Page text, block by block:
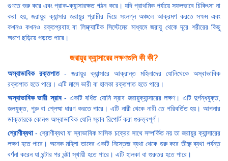
গুণতে শুরু করে এবং প্রাক-ক্যান্সারক্ষত গঠন করে। যদি প্রাথমিক পর্যায়ে সফলভাবে চিকিৎসা না
করা হয়, জরায়ুর ক্যান্সার জরায়ুর প্রাচীর দিয়ে সংলগ্ন অঞ্চলে আক্রমণ করতে সক্ষম এবং
কখনও কখনও রক্তপ্রবাহ বা লিম্ফ্যাটিক সিস্টেমের মাধ্যমে জরায়ু থেকে দূরে শরীরের কিছু
অংশে ছড়িয়ে পড়তে পারে।
জরায়ুর ক্যান্সারের লক্ষণগুলি কী কী?
অস্বাভাবিক রক্তপাত - জরায়ুর ক্যান্সারে আক্রান্ত মহিলাদের যোনিথেকে অস্বাভাবিক
রক্তপাত হতে পারে। এটি মাসে ভারী বা হালকা রক্তপাত হতে পারে।
অস্বাভাবিক ভারী স্রাব- একটি বর্ধিত যোনি স্রাব জরায়ুক্যান্সারের লক্ষণ। এটি দুর্গন্ধযুক্ত,
জলযুক্ত, পুরু বা শ্লেষ্মা ধারণ করতে পারে। এটি নারী থেকে নারী তে পরিবর্তিত হয়। আপনার
ডাক্তারকে কোনও অস্বাভাবিক যোনি স্রাব রিপোর্ট করা গুরুত্বপূর্ণ।
শ্রোণীব্যথা- শ্রোণীব্যথা যা স্বাভাবিক মাসিক চক্রের সাথে সম্পর্কিত নয় তা জরায়ুর ক্যান্সারের
লক্ষণ হতে পারে। অনেক মহিলা তাদের একটি নিস্তেজ ব্যথা থেকে শুরু করে তীক্ষ্ণ ব্যথা পর্যন্ত
বর্ণনা করেন যা ঘন্টার পর ঘন্টা স্থায়ী হতে পারে। এটি হালকা বা গুরুতর হতে পারে।